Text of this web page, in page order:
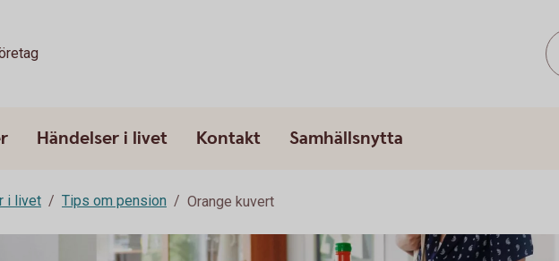
Händelser i livet Kontakt Samhällsnytta
i livet Tips om pension Orange kuvert